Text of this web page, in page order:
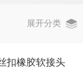
展开分类
扣橡胶软接头